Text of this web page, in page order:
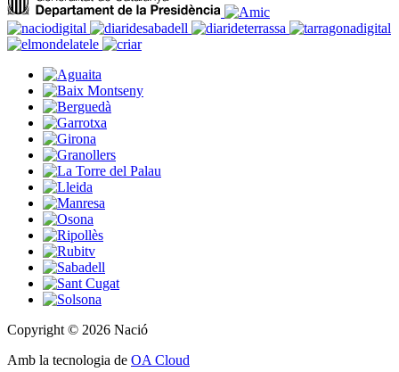
Copyright © 2026 Nació
Amb la tecnologia de OA Cloud